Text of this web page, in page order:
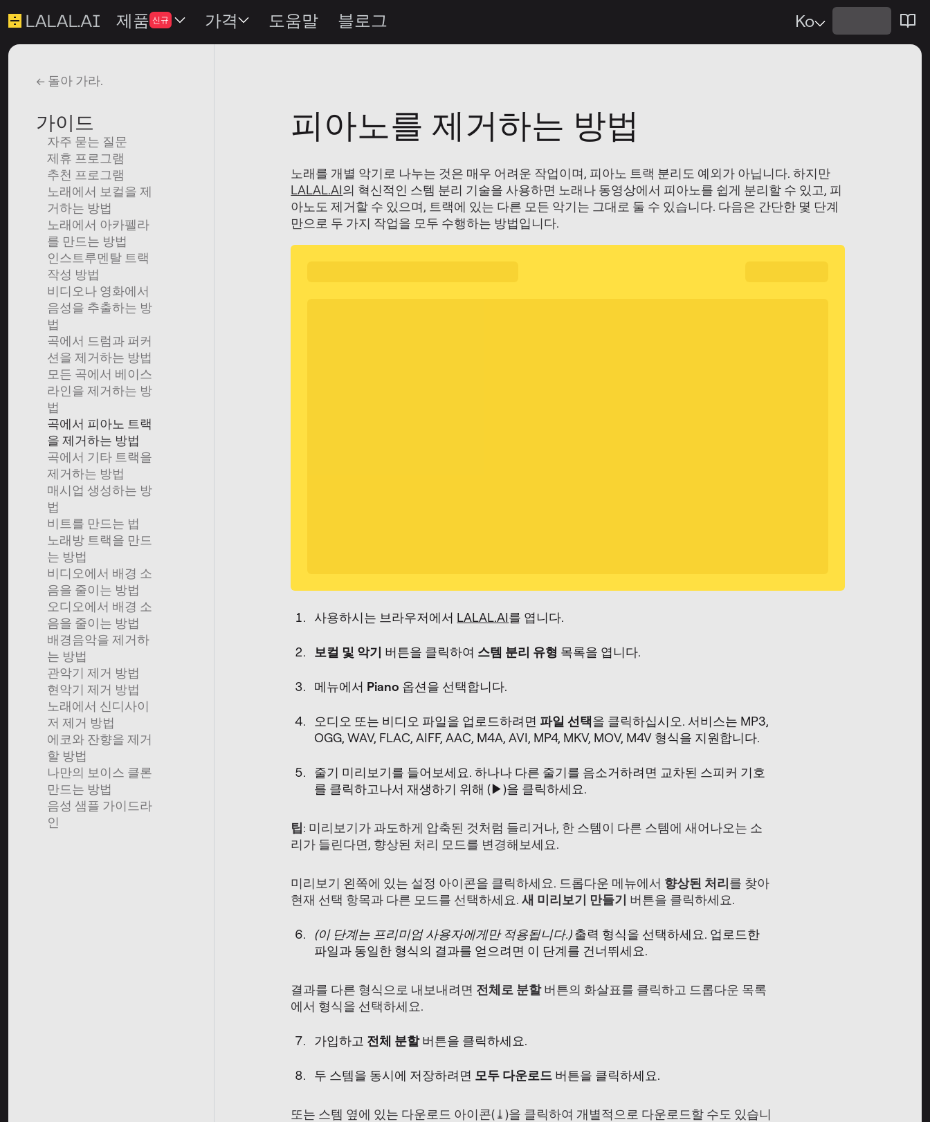
제품 신규 가격 도움말 블로그 Ko
← 돌아 가라.
가이드
자주 묻는 질문
제휴 프로그램
추천 프로그램
노래에서 보컬을 제
거하는 방법
노래에서 아카펠라
를 만드는 방법
인스트루멘탈 트랙
작성 방법
비디오나 영화에서
음성을 추출하는 방
법
곡에서 드럼과 퍼커
션을 제거하는 방법
모든 곡에서 베이스
라인을 제거하는 방
법
곡에서 피아노 트랙
을 제거하는 방법
곡에서 기타 트랙을
제거하는 방법
매시업 생성하는 방
법
비트를 만드는 법
노래방 트랙을 만드
는 방법
비디오에서 배경 소
음을 줄이는 방법
오디오에서 배경 소
음을 줄이는 방법
배경음악을 제거하
는 방법
관악기 제거 방법
현악기 제거 방법
노래에서 신디사이
저 제거 방법
에코와 잔향을 제거
할 방법
나만의 보이스 클론
만드는 방법
음성 샘플 가이드라
인
피아노를 제거하는 방법
노래를 개별 악기로 나누는 것은 매우 어려운 작업이며, 피아노 트랙 분리도 예외가 아닙니다. 하지만
LALAL.AI의 혁신적인 스템 분리 기술을 사용하면 노래나 동영상에서 피아노를 쉽게 분리할 수 있고, 피
아노도 제거할 수 있으며, 트랙에 있는 다른 모든 악기는 그대로 둘 수 있습니다. 다음은 간단한 몇 단계
만으로 두 가지 작업을 모두 수행하는 방법입니다.
사용하시는 브라우저에서 LALAL.AI를 엽니다.
보컬 및 악기 버튼을 클릭하여 스템 분리 유형 목록을 엽니다.
메뉴에서 Piano 옵션을 선택합니다.
오디오 또는 비디오 파일을 업로드하려면 파일 선택을 클릭하십시오. 서비스는 MP3,
OGG, WAV, FLAC, AIFF, AAC, M4A, AVI, MP4, MKV, MOV, M4V 형식을 지원합니다.
줄기 미리보기를 들어보세요. 하나나 다른 줄기를 음소거하려면 교차된 스피커 기호
를 클릭하고나서 재생하기 위해 (‎▶)을 클릭하세요.
팁: 미리보기가 과도하게 압축된 것처럼 들리거나, 한 스템이 다른 스템에 새어나오는 소
리가 들린다면, 향상된 처리 모드를 변경해보세요.
미리보기 왼쪽에 있는 설정 아이콘을 클릭하세요. 드롭다운 메뉴에서 향상된 처리를 찾아
현재 선택 항목과 다른 모드를 선택하세요.새 미리보기 만들기 버튼을 클릭하세요.
(이 단계는 프리미엄 사용자에게만 적용됩니다.)출력 형식을 선택하세요. 업로드한
파일과 동일한 형식의 결과를 얻으려면 이 단계를 건너뛰세요.
결과를 다른 형식으로 내보내려면 전체로 분할버튼의 화살표를 클릭하고 드롭다운 목록
에서 형식을 선택하세요.
가입하고 전체 분할버튼을 클릭하세요.
두 스템을 동시에 저장하려면 모두 다운로드 버튼을 클릭하세요.
또는 스템 옆에 있는 다운로드 아이콘(⤓)을 클릭하여 개별적으로 다운로드할 수도 있습니